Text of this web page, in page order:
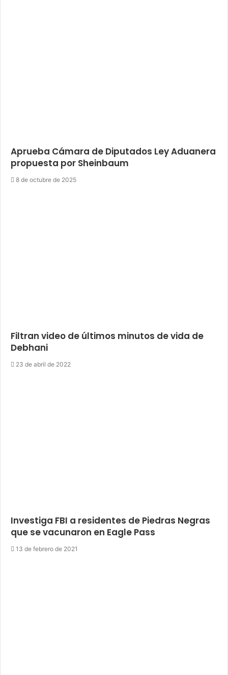
Aprueba Cámara de Diputados Ley Aduanera
propuesta por Sheinbaum
8 de octubre de 2025
Filtran video de últimos minutos de vida de
Debhani
23 de abril de 2022
Investiga FBI a residentes de Piedras Negras
que se vacunaron en Eagle Pass
13 de febrero de 2021